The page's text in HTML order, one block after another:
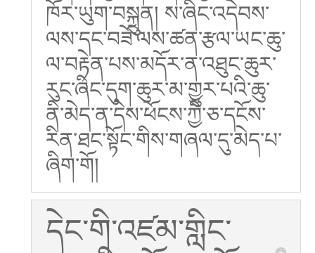
ཁོར་ཡུག་བསྐྲུན། ས་ཞིང་འདེབས་
ལས་དང་བཟོ་ལས་ཚན་རྩལ་ཡང་ཆུ་
ལ་བརྟེན་པས་མདོར་ན་འཐུང་ཆུར་
རུང་ཞིང་དུག་ཆུར་མ་གྱུར་པའི་ཆུ་
ནི་མེད་ན་དེས་ཕོངས་ཀྱི་ཅ་དངོས་
རིན་ཐང་སྟོང་གིས་གཞལ་དུ་མེད་པ་
ཞིག་གོ།
དེང་གི་འཛམ་གླིང་